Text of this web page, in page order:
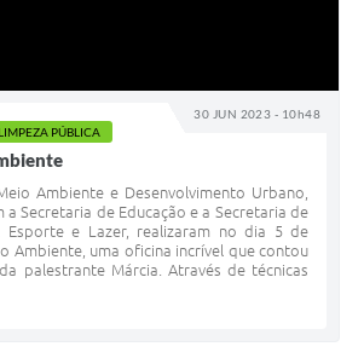
30 JUN 2023 - 10h48
PÚBLICA
Ambiente e Desenvolvimento Urbano,
a Secretaria de Educação e a Secretaria de
Esporte e Lazer, realizaram no dia 5 de
Ambiente, uma oficina incrível que contou
palestrante Márcia. Através de técnicas